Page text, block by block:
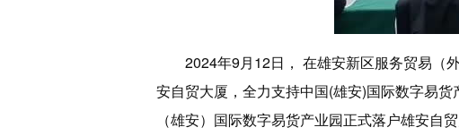
2024年9月12日， 在雄安新区服务贸易（
安自贸大厦，全力支持中国(雄安)国际数字易
（雄安）国际数字易货产业园正式落户雄安自贸